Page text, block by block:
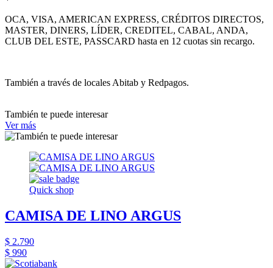
OCA, VISA, AMERICAN EXPRESS, CRÉDITOS DIRECTOS,
MASTER, DINERS, LÍDER, CREDITEL, CABAL, ANDA,
CLUB DEL ESTE, PASSCARD hasta en 12 cuotas sin recargo.
También a través de locales Abitab y Redpagos.
También te puede interesar
Ver más
Quick shop
CAMISA DE LINO ARGUS
$ 2.790
$ 990